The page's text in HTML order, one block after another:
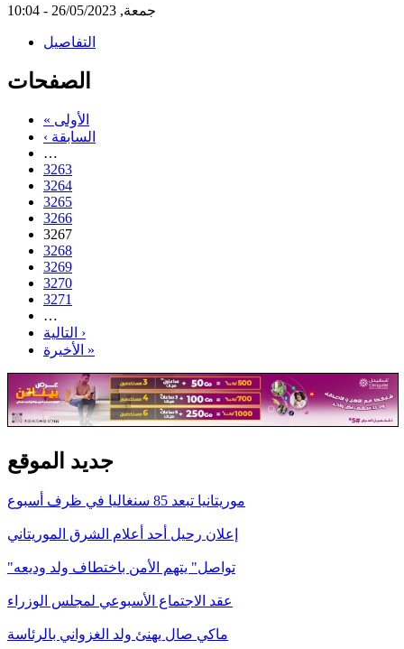
جمعة, 26/05/2023 - 10:04
التفاصيل
الصفحات
« الأولى
‹ السابقة
…
3263
3264
3265
3266
3267
3268
3269
3270
3271
…
التالية ›
الأخيرة »
جديد الموقع
موريتانيا تبعد 85 سنغاليا في ظرف أسبوع
إعلان رحيل أحد أعلام الشرق الموريتاني
"تواصل" يتهم الأمن باختطاف ولد وديعه
عقد الاجتماع الأسبوعي لمجلس الوزراء
ماكي صال يهنئ ولد الغزواني بالرئاسة